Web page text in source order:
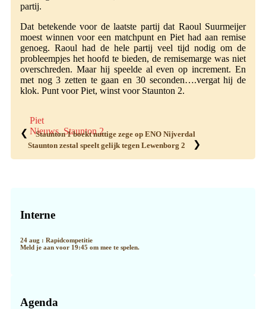
partij.
Dat betekende voor de laatste partij dat Raoul Suurmeijer
moest winnen voor een matchpunt en Piet had aan remise
genoeg. Raoul had de hele partij veel tijd nodig om de
probleempjes het hoofd te bieden, de remisemarge was niet
overschreden. Maar hij speelde al even op increment. En
met nog 3 zetten te gaan en 30 seconden….vergat hij de
klok. Punt voor Piet, winst voor Staunton 2.
Piet
Nieuws,Staunton 2
❮
Staunton 1 boekt nuttige zege op ENO Nijverdal
Staunton zestal speelt gelijk tegen Lewenborg 2
❯
Sidebar
Interne
24 aug : Rapidcompetitie
Meld je aan voor 19:45 om mee te spelen.
Agenda